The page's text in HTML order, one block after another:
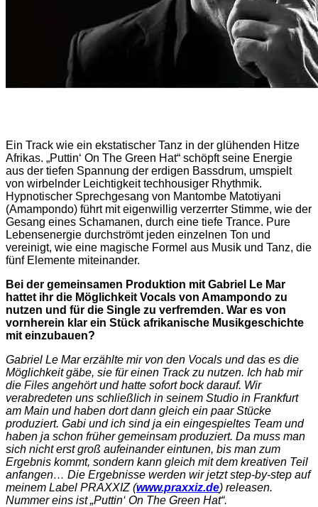
Ein Track wie ein ekstatischer Tanz in der glühenden Hitze
Afrikas. „Puttin‘ On The Green Hat“ schöpft seine Energie
aus der tiefen Spannung der erdigen Bassdrum, umspielt
von wirbelnder Leichtigkeit techhousiger Rhythmik.
Hypnotischer Sprechgesang von Mantombe Matotiyani
(Amampondo) führt mit eigenwillig verzerrter Stimme, wie der
Gesang eines Schamanen, durch eine tiefe Trance. Pure
Lebensenergie durchströmt jeden einzelnen Ton und
vereinigt, wie eine magische Formel aus Musik und Tanz, die
fünf Elemente miteinander.
Bei der gemeinsamen Produktion mit Gabriel Le Mar
hattet ihr die Möglichkeit Vocals von Amampondo zu
nutzen und für die Single zu verfremden. War es von
vornherein klar ein Stück afrikanische Musikgeschichte
mit einzubauen?
Gabriel Le Mar erzählte mir von den Vocals und das es die
Möglichkeit gäbe, sie für einen Track zu nutzen. Ich hab mir
die Files angehört und hatte sofort bock darauf. Wir
verabredeten uns schließlich in seinem Studio in Frankfurt
am Main und haben dort dann gleich ein paar Stücke
produziert. Gabi und ich sind ja ein eingespieltes Team und
haben ja schon früher gemeinsam produziert. Da muss man
sich nicht erst groß aufeinander eintunen, bis man zum
Ergebnis kommt, sondern kann gleich mit dem kreativen Teil
anfangen… Die Ergebnisse werden wir jetzt step-by-step auf
meinem Label PRAXXIZ (www.praxxiz.de) releasen.
Nummer eins ist „Puttin‘ On The Green Hat“.